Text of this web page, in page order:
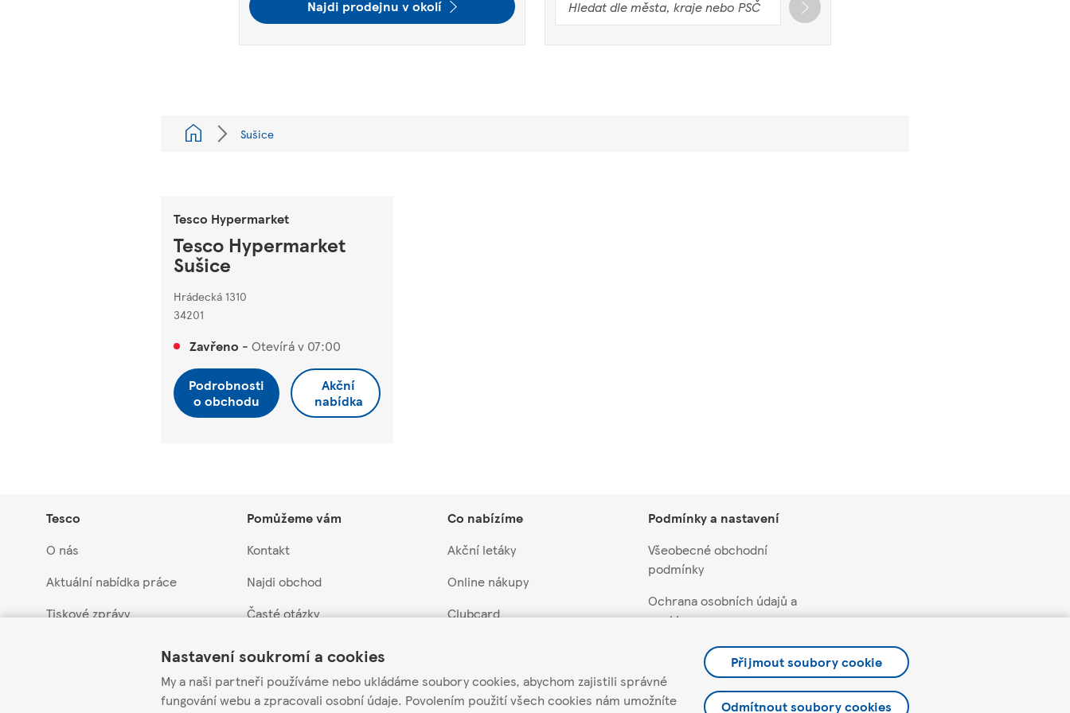
Nastavení soukromí a cookies
My a naši partneři používáme nebo ukládáme soubory cookies, abychom zajistili správné
fungování webu a zpracovali osobní údaje. Povolením použití všech cookies nám umožníte
Přijmout soubory cookie
Odmítnout soubory cookies
Najdi prodejnu v okolí
Sušice
Tesco Hypermarket
Tesco Hypermarket
Sušice
Hrádecká 1310
34201
Zavřeno - Otevírá v 07:00
Podrobnosti
o obchodu
Akční
nabídka
Tesco
O nás
Aktuální nabídka práce
Tiskové zprávy
Obchodní skupina Tesco
Pomůžeme vám
Kontakt
Najdi obchod
Časté otázky
Stažení produktů
Etická linka pro dodavatele
Co nabízíme
Akční letáky
Online nákupy
Clubcard
Dárkové karty
Scan&Shop
Podmínky a nastavení
Všeobecné obchodní
podmínky
Ochrana osobních údajů a
cookies
Nastavení soukromí a cookies
Pravidla akčních nabídek a
soutěží